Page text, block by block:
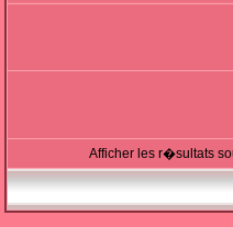
Afficher les r�sultats